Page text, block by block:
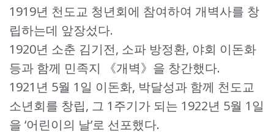
1919년 천도교 청년회에 참여하여 개벽사를 창
립하는데 앞장섰다.
1920년 소춘 김기전, 소파 방정환, 야회 이돈화
등과 함께 민족지 《개벽》을 창간했다.
1921년 5월 1일 이돈화, 박달성과 함께 천도교
소년회를 창립, 그 1주기가 되는 1922년 5월 1일
을 ‘어린이의 날’로 선포했다.